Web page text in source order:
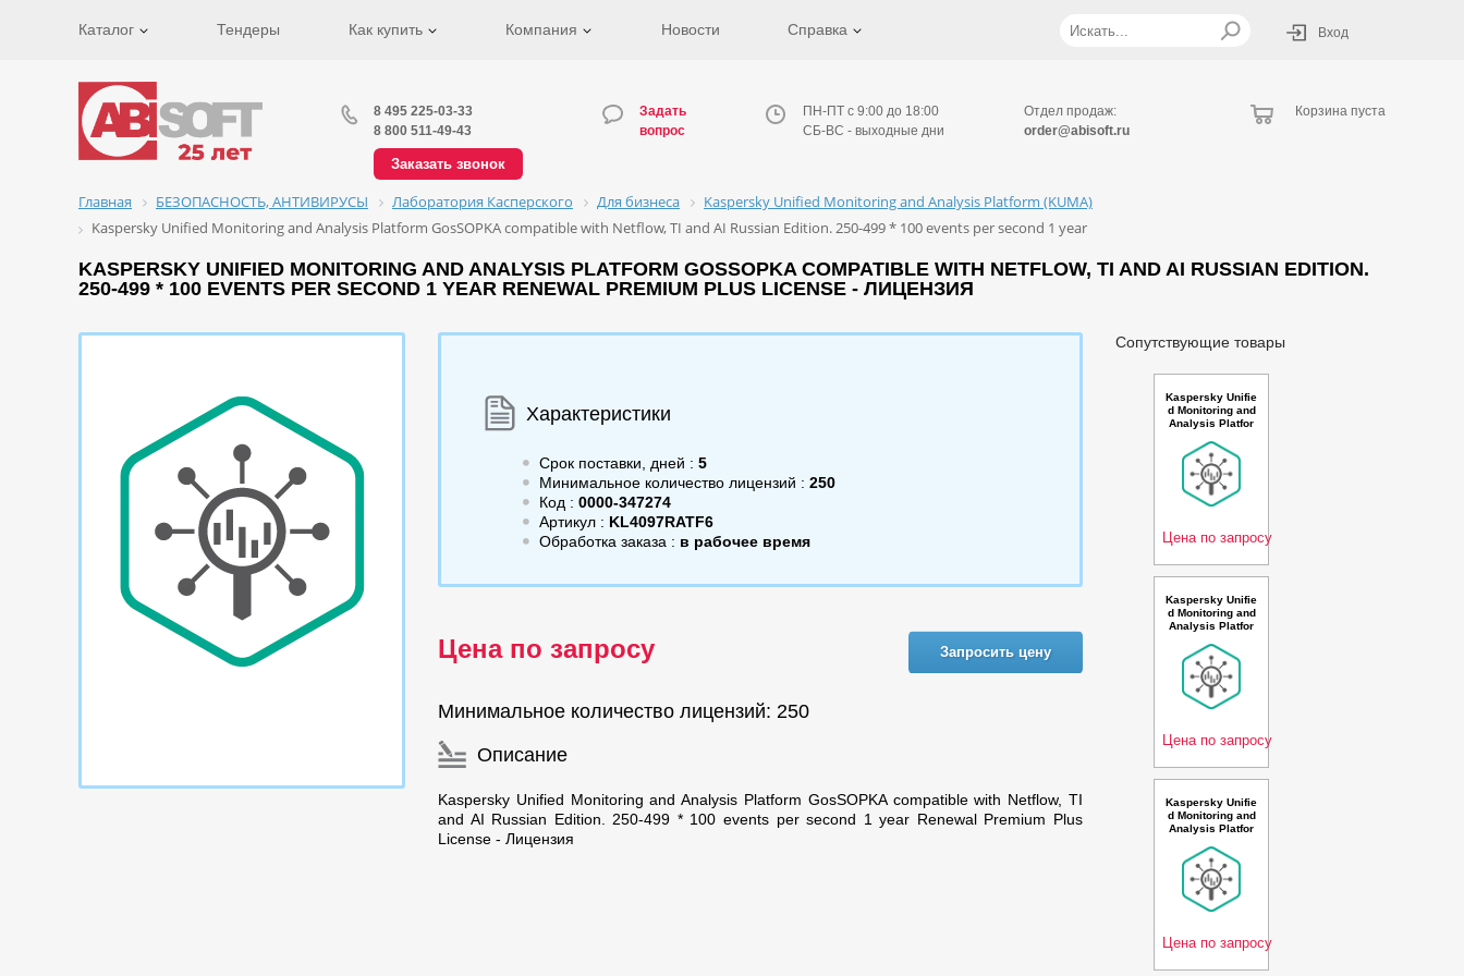
Каталог Тендеры Как купить Компания Новости Справка Вход
8 495 225-03-33
8 800 511-49-43
Заказать звонок
Задать
вопрос
ПН-ПТ с 9:00 до 18:00
СБ-ВС - выходные дни
Отдел продаж:
order@abisoft.ru
Корзина пуста
Главная БЕЗОПАСНОСТЬ, АНТИВИРУСЫ Лаборатория Касперского Для бизнеса
Kaspersky Unified Monitoring and Analysis Platform (KUMA)
Kaspersky Unified Monitoring and Analysis Platform GosSOPKA compatible with Netflow, TI and AI Russian Edition. 250-499 * 100 events per second 1 year
KASPERSKY UNIFIED MONITORING AND ANALYSIS PLATFORM GOSSOPKA COMPATIBLE WITH NETFLOW, TI AND AI RUSSIAN EDITION.
250-499 * 100 EVENTS PER SECOND 1 YEAR RENEWAL PREMIUM PLUS LICENSE - ЛИЦЕНЗИЯ
Характеристики
Срок поставки, дней : 5
Минимальное количество лицензий : 250
Код : 0000-347274
Артикул : KL4097RATF6
Обработка заказа : в рабочее время
Цена по запросу Запросить цену
Минимальное количество лицензий: 250
Описание
Kaspersky Unified Monitoring and Analysis Platform GosSOPKA compatible with Netflow, TI
and AI Russian Edition. 250-499 * 100 events per second 1 year Renewal Premium Plus
License - Лицензия
Сопутствующие товары
Kaspersky Unifie
d Monitoring and
Analysis Platfor
upport Russian E
dition. 2500-4999
* 100 events per
second 1 year B
ase Premium Plu
Цена по запросу
Kaspersky Unifie
d Monitoring and
Analysis Platfor
mpatible with Net
flow support and
AI Russian Editio
n. 100-149 * 100
events per seco
Цена по запросу
Kaspersky Unifie
d Monitoring and
Analysis Platfor
upport and AI Ru
ssian Edition. 50
-99 * 100 events
per second 2 ye
ar Base Premiu
Цена по запросу